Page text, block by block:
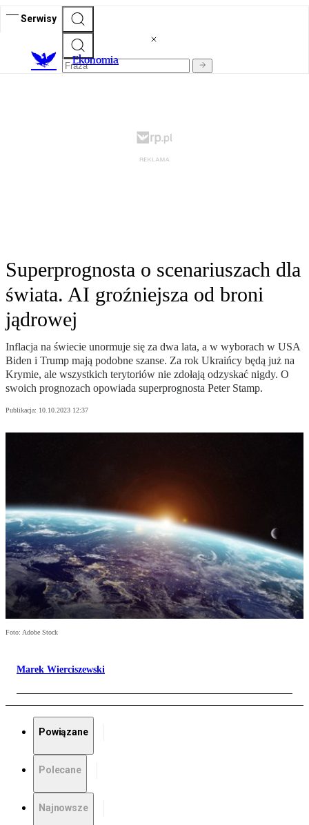
Serwisy
Ekonomia
Superprognosta o scenariuszach dla
świata. AI groźniejsza od broni
jądrowej
Inflacja na świecie unormuje się za dwa lata, a w wyborach w USA
Biden i Trump mają podobne szanse. Za rok Ukraińcy będą już na
Krymie, ale wszystkich terytoriów nie zdołają odzyskać nigdy. O
swoich prognozach opowiada superprognosta Peter Stamp.
Publikacja: 10.10.2023 12:37
Foto: Adobe Stock
Marek Wierciszewski
Powiązane
Polecane
Najnowsze